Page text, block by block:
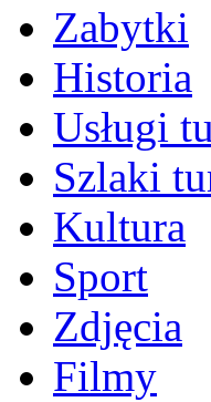
Zabytki
Historia
Usługi
Szlaki
Kultura
Sport
Zdjęcia
Filmy